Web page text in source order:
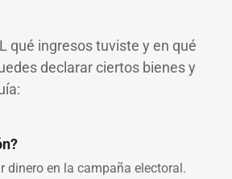
qué ingresos tuviste y en qué
declarar ciertos bienes y
dinero en la campaña electoral.